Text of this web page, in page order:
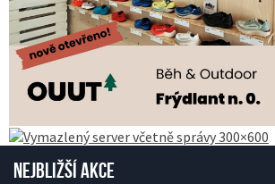
Nejbližší akce